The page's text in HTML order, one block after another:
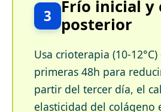
3
Frío inicial y
posterior
Usa crioterapia (10-
primeras 48h para
partir del tercer día, el
elasticidad del colágeno